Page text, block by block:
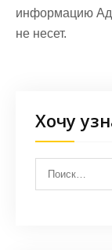
информацию
не несет.
Хочу